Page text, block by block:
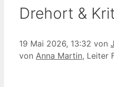
Drehort &
19 Mai 2026, 13:32 von
von Anna Martin, Leiter